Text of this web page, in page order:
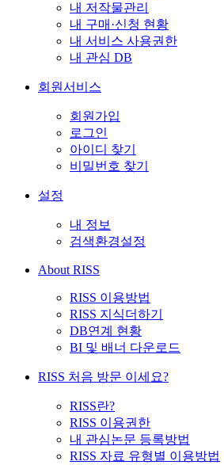
내 저작물관리
내 구매·신청 현황
내 서비스 사용권한
내 관심 DB
회원서비스
회원가입
로그인
아이디 찾기
비밀번호 찾기
설정
내 정보
검색환경설정
About RISS
RISS 이용방법
RISS 지식더하기
DB연계 현황
BI 및 배너 다운로드
RISS 처음 방문 이세요?
RISS란?
RISS 이용권한
내 관심논문 등록방법
RISS 자료 유형별 이용방법